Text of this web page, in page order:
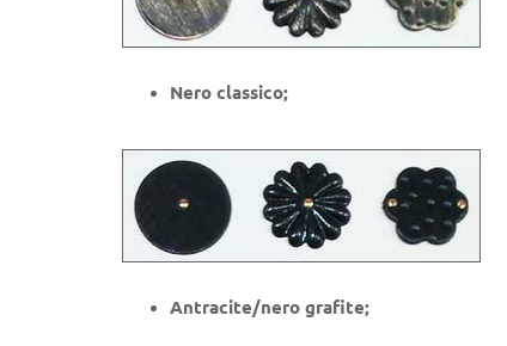
Nero classico;
Antracite/nero grafite;